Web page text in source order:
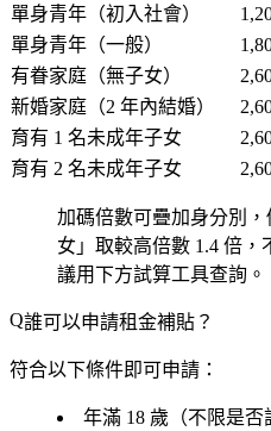
單身青年（初入社會）
單身青年（一般）
有眷家庭（無子女）
新婚家庭（2 年內結婚）
育有 1 名未成年子女
育有 2 名未成年子女
加碼倍數可疊加身分別
女」取較高倍數 1.4 倍
議用下方試算工具查詢。
誰可以申請租金補貼？
符合以下條件即可申請：
年滿 18 歲 （不限是否